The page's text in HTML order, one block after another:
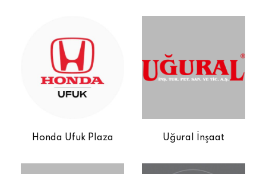
Honda Ufuk Plaza Uğural İnşaat